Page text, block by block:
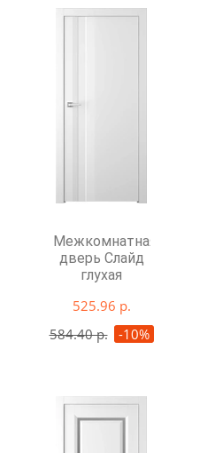
Межкомнатная
дверь Слайд
глухая
525.96 р.
584.40 р.
-10%